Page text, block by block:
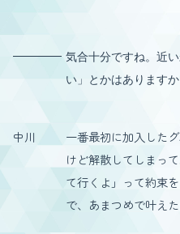
気合十分ですね。近
い」とかはありますか
中川
一番最初に加入した
けど解散してしまっ
て行くよ」って約束
で、あまつめで叶え